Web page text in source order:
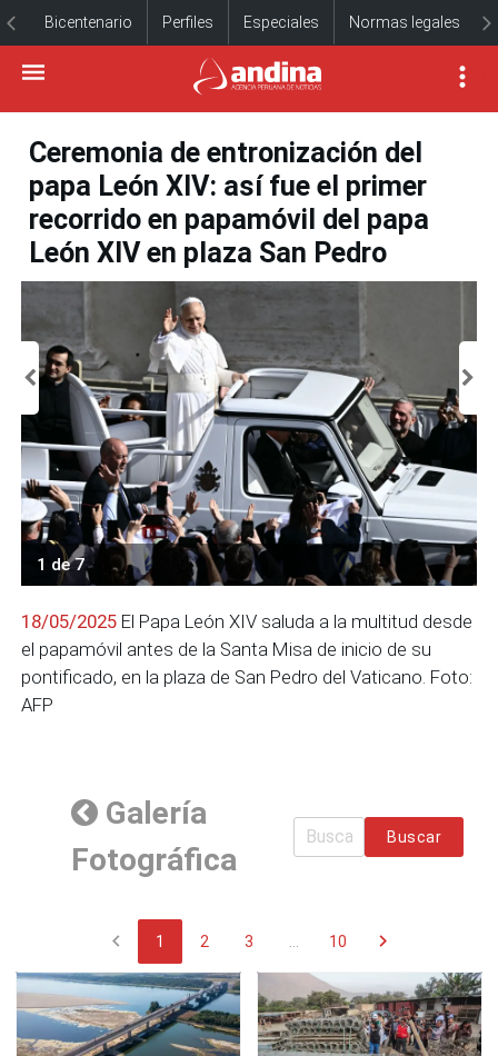
Bicentenario Perfiles Especiales Normas legales
Ceremonia de entronización del
papa León XIV: así fue el primer
recorrido en papamóvil del papa
León XIV en plaza San Pedro
1 de 7
18/05/2025 El Papa León XIV saluda a la multitud desde
el papamóvil antes de la Santa Misa de inicio de su
pontificado, en la plaza de San Pedro del Vaticano. Foto:
AFP
Galería
Fotográfica
Buscar
chevron_left 1 2 3 10 chevron_right